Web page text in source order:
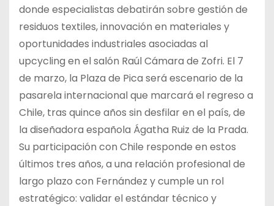
donde especialistas debatirán sobre gestión de
residuos textiles, innovación en materiales y
oportunidades industriales asociadas al
upcycling en el salón Raúl Cámara de Zofri. El 7
de marzo, la Plaza de Pica será escenario de la
pasarela internacional que marcará el regreso a
Chile, tras quince años sin desfilar en el país, de
la diseñadora española Ágatha Ruiz de la Prada.
Su participación con Chile responde en estos
últimos tres años, a una relación profesional de
largo plazo con Fernández y cumple un rol
estratégico: validar el estándar técnico y